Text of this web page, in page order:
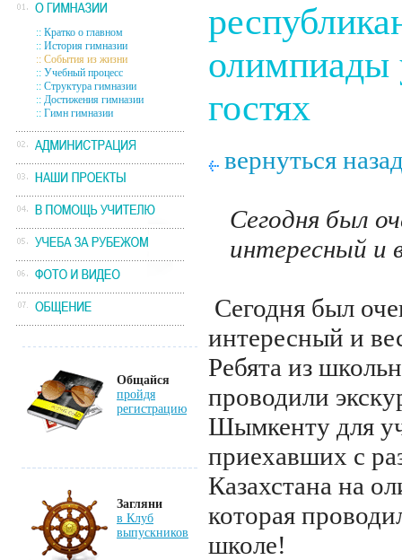
:: Кратко о главном
:: История гимназии
:: События из жизни
:: Учебный процесс
:: Структура гимназии
:: Достижения гимназии
:: Гимн гимназии
Общайся
пройдя
регистрацию
Загляни
в Клуб
выпускников
олимпиады
гостях
вернуться
Сегодня был
интересный и
Сегодня был
интересный и
Ребята из
проводили
Шымкенту для
приехавших с
Казахстана на
которая
школе!